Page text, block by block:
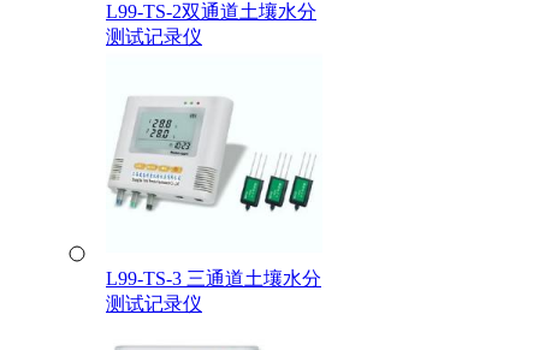
L99-TS-2双通道土壤水分
测试记录仪
L99-TS-3 三通道土壤水分
测试记录仪